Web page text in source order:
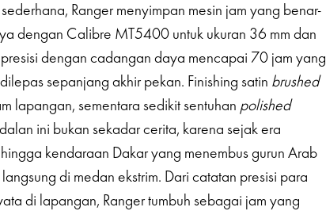
Ranger menyimpan mesin jam yang benar-
dengan Calibre MT5400 untuk ukuran 36 mm dan
dengan cadangan daya mencapai 70 jam yang
sepanjang akhir pekan. Finishing satin brushed
lapangan, sementara sedikit sentuhan polished
ini bukan sekadar cerita, karena sejak era
kendaraan Dakar yang menembus gurun Arab
di medan ekstrim. Dari catatan presisi para
di lapangan, Ranger tumbuh sebagai jam yang